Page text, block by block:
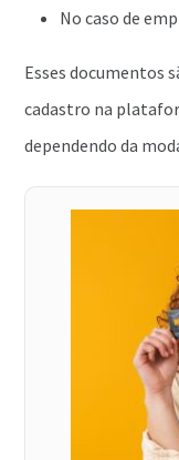
No caso de
Esses documentos
cadastro na
dependendo da